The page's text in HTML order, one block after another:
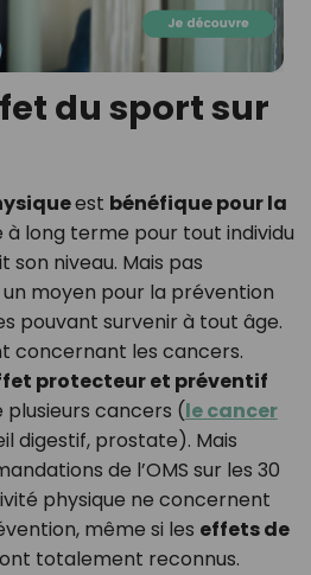
du sport sur
est bénéfique pour la
long terme pour tout individu
son niveau. Mais pas
un moyen pour la prévention
pouvant survenir à tout âge.
concernant les cancers.
protecteur et préventif
cancers (le cancer
digestif, prostate). Mais
de l’OMS sur les 30
physique ne concernent
même si les effets de
totalement reconnus.